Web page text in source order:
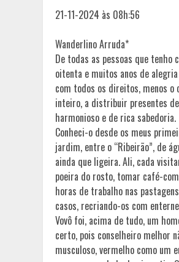
21-11-2024 às 08h:56
Wanderlino Arruda*
De todas as pessoas que tenho
oitenta e muitos anos de
com todos os direitos, menos o
inteiro, a distribuir presentes
harmonioso e de rica sabedoria.
Conheci-o desde os meus
jardim, entre o “Ribeirão”, de
ainda que ligeira. Ali, cada
poeira do rosto, tomar café-
horas de trabalho nas
casos, recriando-os com
Vovô foi, acima de tudo, um
certo, pois conselheiro melhor
musculoso, vermelho como um